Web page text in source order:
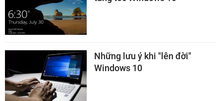
Những lưu ý khi "lên đời"
Windows 10